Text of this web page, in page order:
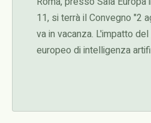
11, si terrà il Convegno "2
va in vacanza. L'impatto
europeo di intelligenza
operatori economici e sui
Comunicazione Pubblica e